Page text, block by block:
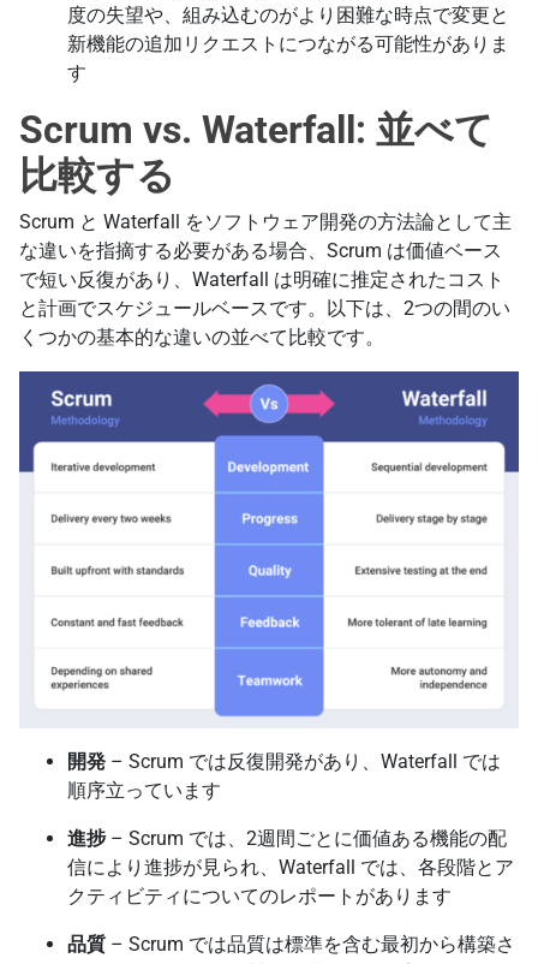
度の失望や、組み込むのがより困難な時点で変更と
新機能の追加リクエストにつながる可能性がありま
す
Scrum vs. Waterfall: 並べて
比較する
Scrum と Waterfall をソフトウェア開発の方法論として主
な違いを指摘する必要がある場合、Scrum は価値ベース
で短い反復があり、Waterfall は明確に推定されたコスト
と計画でスケジュールベースです。以下は、2つの間のい
くつかの基本的な違いの並べて比較です。
開発 – Scrum では反復開発があり、Waterfall では
順序立っています
進捗 – Scrum では、2週間ごとに価値ある機能の配
信により進捗が見られ、Waterfall では、各段階とア
クティビティについてのレポートがあります
品質 – Scrum では品質は標準を含む最初から構築さ